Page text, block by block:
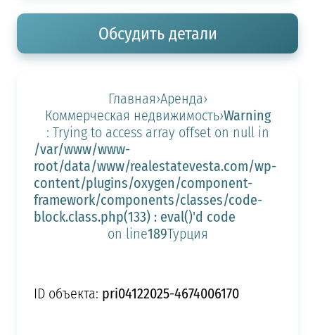
Обсудить детали
Главная›Аренда›
Коммерческая недвижимость›Warning
: Trying to access array offset on null in
/var/www/www-
root/data/www/realestatevesta.com/wp-
content/plugins/oxygen/component-
framework/components/classes/code-
block.class.php(133) : eval()'d code
on line189Турция
ID объекта: pri04122025-4674006170